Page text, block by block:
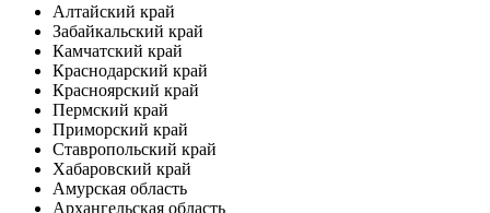
Алтайский край
Забайкальский край
Камчатский край
Краснодарский край
Красноярский край
Пермский край
Приморский край
Ставропольский край
Хабаровский край
Амурская область
Архангельская область